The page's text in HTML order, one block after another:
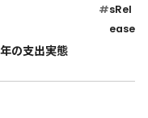
#sRel
ease
年の支出実態